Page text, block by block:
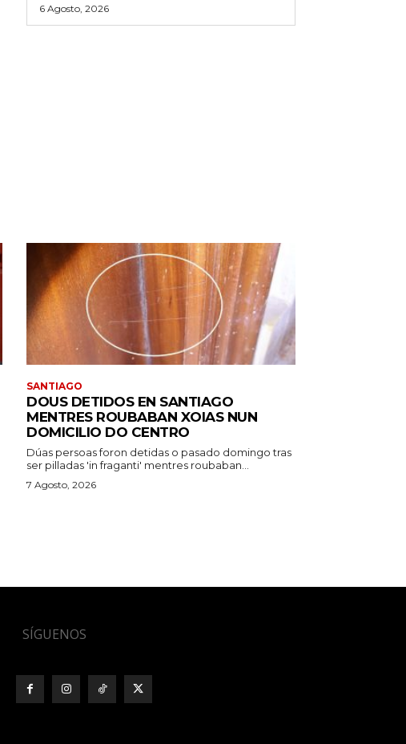
6 Agosto, 2026
SANTIAGO
DOUS DETIDOS EN SANTIAGO
MENTRES ROUBABAN XOIAS NUN
DOMICILIO DO CENTRO
Dúas persoas foron detidas o pasado domingo tras
ser pilladas 'in fraganti' mentres roubaban...
7 Agosto, 2026
SÍGUENOS